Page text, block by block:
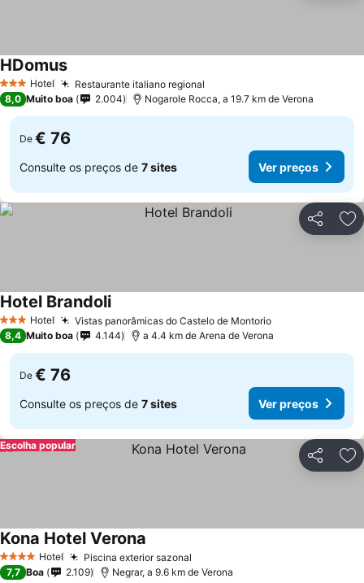
3 EstrelasHotel Restaurante italiano regional
HDomusVer preços
8,0 Muito boa 2.004 Nogarole Rocca, a 19.7 km de Verona
De € 76
Consulte os preços de 7 sites Ver preços
Partilhar
3 EstrelasHotel Vistas panorâmicas do Castelo de MontorioVer preços
Hotel BrandoliVer preços
8,4 Muito boa 4.144 a 4.4 km de Arena de Verona
De € 76
Consulte os preços de 7 sites Ver preços
Partilhar
Escolha popular
4 EstrelasHotel Piscina exterior sazonal
Kona Hotel Verona
7,7 Boa 2.109 Negrar, a 9.6 km de Verona